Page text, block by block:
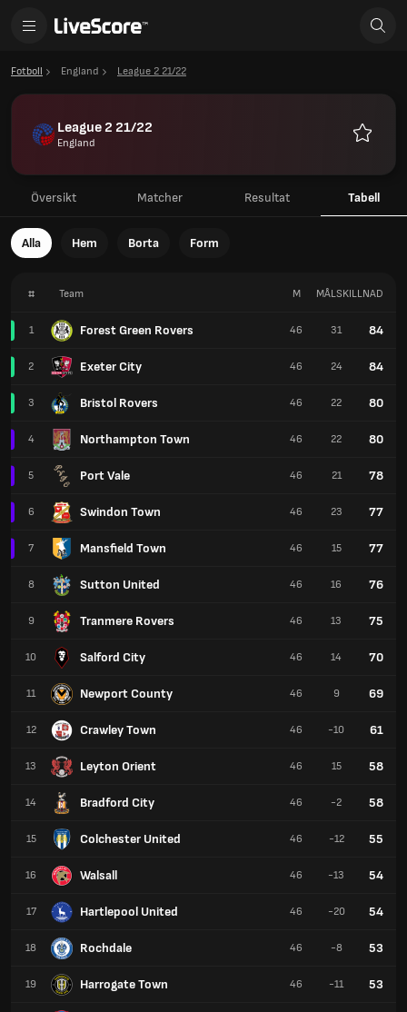
Fotboll England League 2 21/22
League 2 21/22
England
Översikt Matcher Resultat Tabell
Alla Hem Borta Form
# Team
1 Forest Green Rovers
2 Exeter City
3 Bristol Rovers
4 Northampton Town
5 Port Vale
6 Swindon Town
7 Mansfield Town
8 Sutton United
9 Tranmere Rovers
10 Salford City
11 Newport County
12 Crawley Town
13 Leyton Orient
14 Bradford City
15 Colchester United
16 Walsall
17 Hartlepool United
18 Rochdale
19 Harrogate Town
M MÅLSKILLNAD
46 31 84
46 24 84
46 22 80
46 22 80
46 21 78
46 23 77
46 15 77
46 16 76
46 13 75
46 14 70
46 9 69
46 -10 61
46 15 58
46 -2 58
46 -12 55
46 -13 54
46 -20 54
46 -8 53
46 -11 53